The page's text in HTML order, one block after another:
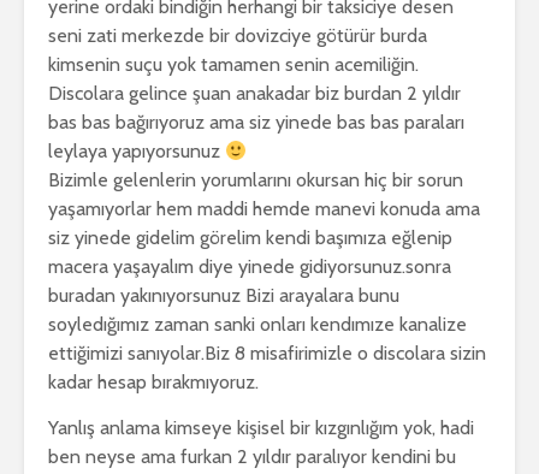
yerine ordaki bindiğin herhangi bir taksiciye desen
seni zati merkezde bir dovizciye götürür burda
kimsenin suçu yok tamamen senin acemiliğin.
Discolara gelince şuan anakadar biz burdan 2 yıldır
bas bas bağırıyoruz ama siz yinede bas bas paraları
leylaya yapıyorsunuz
Bizimle gelenlerin yorumlarını okursan hiç bir sorun
yaşamıyorlar hem maddi hemde manevi konuda ama
siz yinede gidelim görelim kendi başımıza eğlenip
macera yaşayalım diye yinede gidiyorsunuz.sonra
buradan yakınıyorsunuz Bizi arayalara bunu
soyledığımız zaman sanki onları kendımıze kanalize
ettiğimizi sanıyolar.Biz 8 misafirimizle o discolara sizin
kadar hesap bırakmıyoruz.
Yanlış anlama kimseye kişisel bir kızgınlığım yok, hadi
ben neyse ama furkan 2 yıldır paralıyor kendini bu